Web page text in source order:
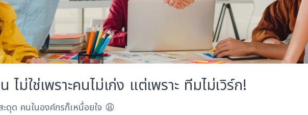
ไม่ใช่เพราะคนไม่เก่ง แต่เพราะ ทีมไม่เวิร์ก!
ดุด คนในองค์กรก็เหนื่อยใจ 😩